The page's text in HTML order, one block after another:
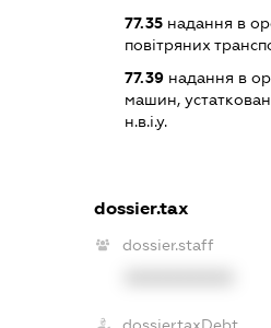
77.35 надання в
повітряних
77.39 надання в
машин,
н.в.і.у.
dossier.tax
dossier.staff